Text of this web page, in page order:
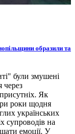
образили та
були змушені
через
Як
роки щодня
українських
супроводів на
емоції. У